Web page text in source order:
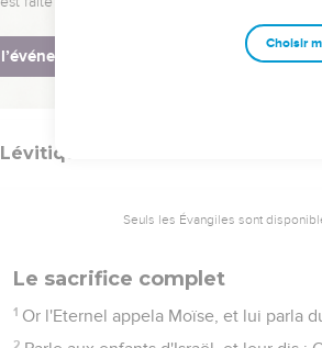
La Bible Du Semeur Copyright ©
Lévitique
Seuls les Évangiles sont
Le sacrifice complet
1 Or l'Eternel appela Moïse, et lui parla
2
Choisir